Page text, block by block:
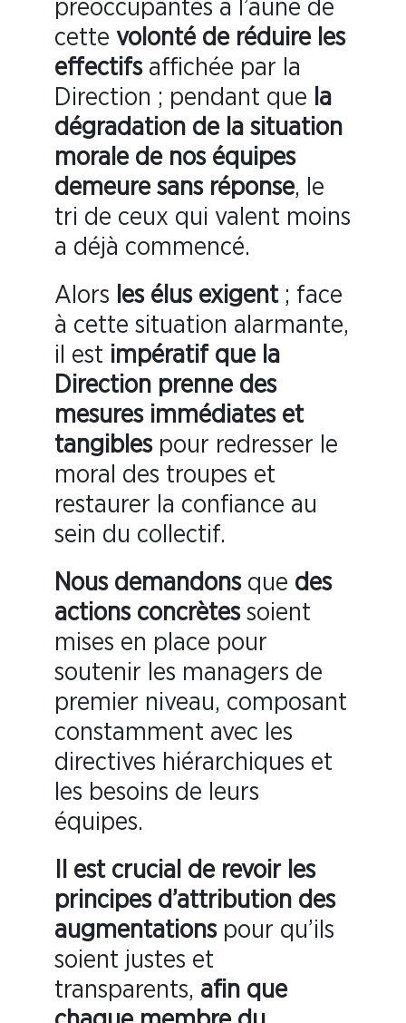
préoccupantes à l’aune de
cette volonté de réduire les
effectifsaffichée par la
Direction ; pendant que la
dégradation de la situation
morale de nos équipes
demeure sans réponse, le
tri de ceux qui valent moins
a déjà commencé.
Alors les élus exigent; face
à cette situation alarmante,
il est impératif que la
Direction prenne des
mesures immédiates et
tangiblespour redresser le
moral des troupes et
restaurer la confiance au
sein du collectif.
Nous demandonsque des
actions concrètessoient
mises en place pour
soutenir les managers de
premier niveau, composant
constamment avec les
directives hiérarchiques et
les besoins de leurs
équipes.
Il est crucial de revoir les
principes d’attribution des
augmentationspour qu’ils
soient justes et
transparents, afin que